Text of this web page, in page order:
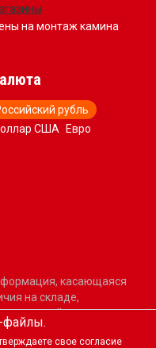
на монтаж камина
рубль
США
Евро
касающаяся
на складе,
характер и
кодекса РФ
файлы.
свое согласие